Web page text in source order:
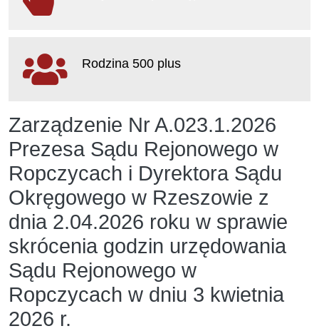
Zarządzenie Nr A.023.1.2026
Prezesa Sądu Rejonowego w
Ropczycach i Dyrektora Sądu
Okręgowego w Rzeszowie z
dnia 2.04.2026 roku w sprawie
skrócenia godzin urzędowania
Sądu Rejonowego w
Ropczycach w dniu 3 kwietnia
2026 r.
Rodzina 500 plus